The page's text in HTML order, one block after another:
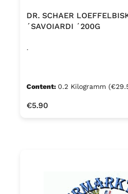
DR. SCHAER
´SAVOIARDI ´200G
.
Content: 0.2 Kilogramm
Regular price:
€5.90